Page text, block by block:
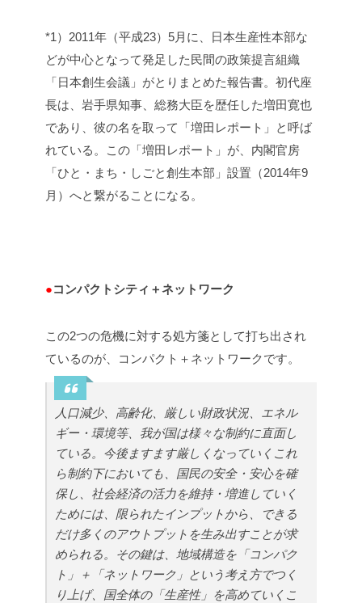
*1）2011年（平成23）5月に、日本生産性本部な
どが中心となって発足した民間の政策提言組織
「日本創生会議」がとりまとめた報告書。初代座
長は、岩手県知事、総務大臣を歴任した増田寛也
であり、彼の名を取って「増田レポート」と呼ば
れている。この「増田レポート」が、内閣官房
「ひと・まち・しごと創生本部」設置（2014年9
月）へと繋がることになる。
●コンパクトシティ＋ネットワーク
この2つの危機に対する処方箋として打ち出され
ているのが、コンパクト＋ネットワークです。
人口減少、高齢化、厳しい財政状況、エネル
ギー・環境等、我が国は様々な制約に直面し
ている。今後ますます厳しくなっていくこれ
ら制約下においても、国民の安全・安心を確
保し、社会経済の活力を維持・増進していく
ためには、限られたインプットから、できる
だけ多くのアウトプットを生み出すことが求
められる。その鍵は、地域構造を「コンパク
ト」＋「ネットワーク」という考え方でつく
り上げ、国全体の「生産性」を高めていくこ